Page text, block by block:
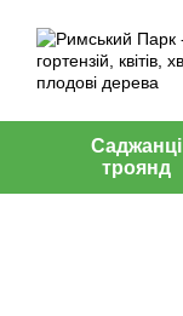
Саджанці
троянд